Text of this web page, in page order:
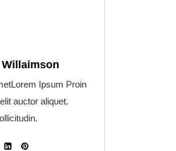
Ipsum Proin
auctor aliquet.